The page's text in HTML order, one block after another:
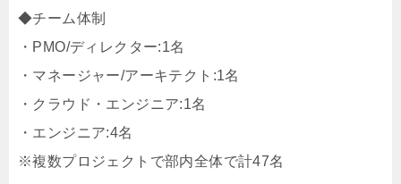
◆チーム体制
・PMO/ディレクター:1名
・マネージャー/アーキテクト:1名
・クラウド・エンジニア:1名
・エンジニア:4名
※複数プロジェクトで部内全体で計47名